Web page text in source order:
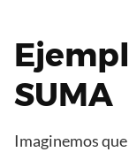
SUMA
Imaginemos